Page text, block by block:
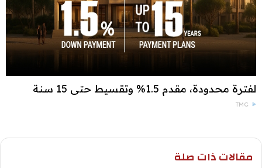
لفترة محدودة، مقدم 1.5% وتقسيط حتى 15 سنة
TMG
مقالات ذات صلة